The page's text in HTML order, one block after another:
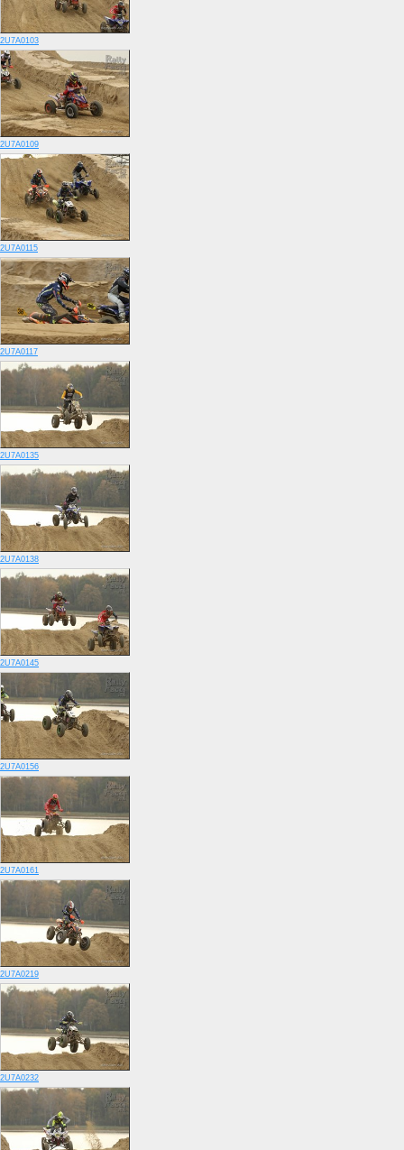
2U7A0103
2U7A0109
2U7A0115
2U7A0117
2U7A0135
2U7A0138
2U7A0145
2U7A0156
2U7A0161
2U7A0219
2U7A0232